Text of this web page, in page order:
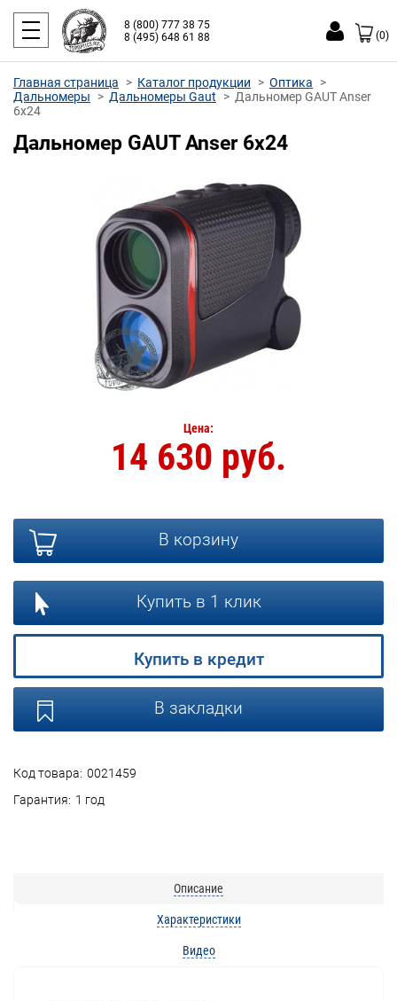
8 (800) 777 38 75
8 (495) 648 61 88
(0)
Главная страница Каталог продукции
Оптика
Дальномеры
Дальномеры Gaut
Дальномер GAUT Anser
6x24
Дальномер GAUT Anser 6x24
Код товара: 0021459
Гарантия: 1 год
Цена:
14 630 руб.
В корзину
Купить в 1 клик
Купить в кредит
В закладки
Описание
Характеристики
Видео